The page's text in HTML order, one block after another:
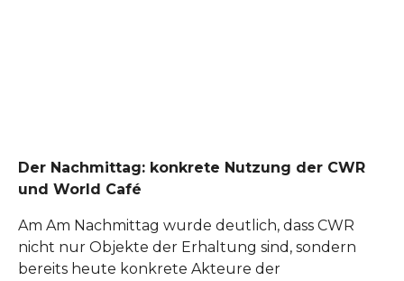
Der Nachmittag: konkrete Nutzung der CWR
und World Café
Am Am Nachmittag wurde deutlich, dass CWR
nicht nur Objekte der Erhaltung sind, sondern
bereits heute konkrete Akteure der